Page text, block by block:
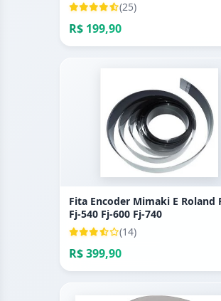
(25)
R$ 199,90
Fita Encoder Mimaki E Roland
Fj-540 Fj-600 Fj-740
(14)
R$ 399,90